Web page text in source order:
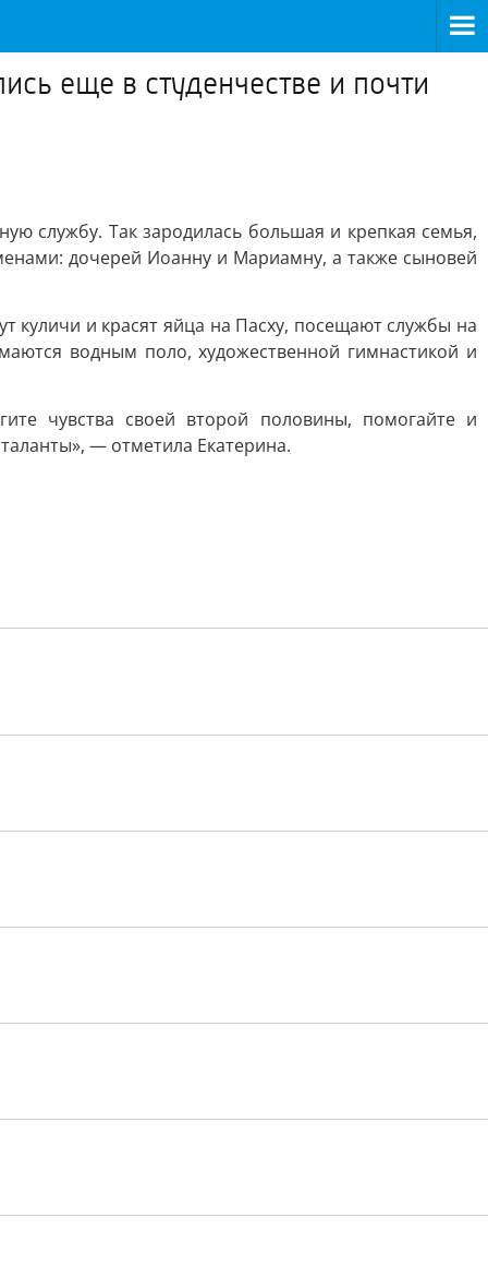
еще в студенчестве и почти
службу. Так зародилась большая и крепкая семья,
дочерей Иоанну и Мариамну, а также сыновей
куличи и красят яйца на Пасху, посещают службы на
водным поло, художественной гимнастикой и
чувства своей второй половины, помогайте и
— отметила Екатерина.